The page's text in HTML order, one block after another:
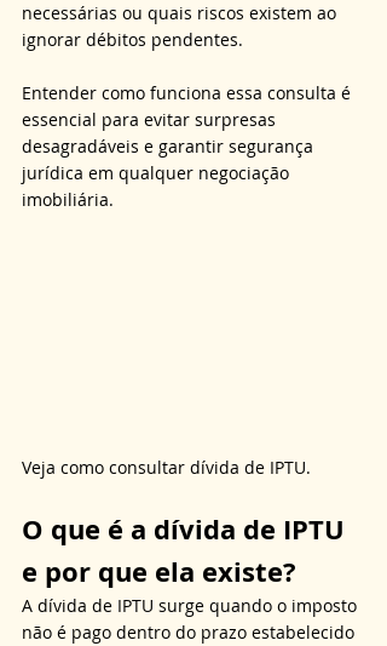
necessárias ou quais riscos existem ao
ignorar débitos pendentes.
Entender como funciona essa consulta é
essencial para evitar surpresas
desagradáveis e garantir segurança
jurídica em qualquer negociação
imobiliária.
Veja como consultar dívida de IPTU.
O que é a dívida de IPTU
e por que ela existe?
A dívida de IPTU surge quando o imposto
não é pago dentro do prazo estabelecido